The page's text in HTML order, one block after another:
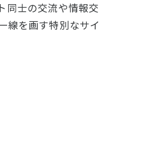
同士の交流や情報交
線を画す特別なサイ